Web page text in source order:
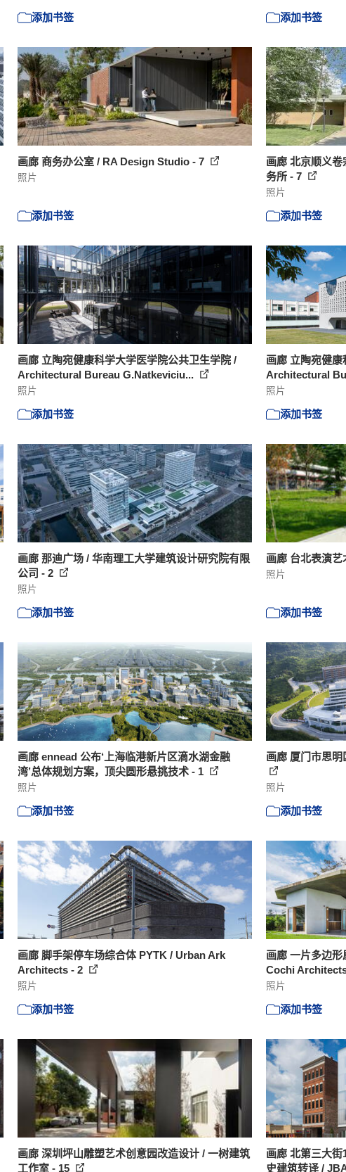
添加书签 添加书签
画廊 商务办公室 / RA Design Studio - 7
照片
添加书签
画廊 北京顺义
务所 - 7
照片
添加书签
画廊 立陶宛健康科学大学医学院公共卫生学院 /
Architectural Bureau G.Natkeviciu...
照片
添加书签
画廊 立陶宛健
Architectural
照片
添加书签
画廊 那迪广场 / 华南理工大学建筑设计研究院有限
公司 - 2
照片
添加书签
画廊 台北表演
照片
添加书签
画廊 ennead 公布‘上海临港新片区滴水湖金融
湾’总体规划方案，顶尖圆形悬挑技术 - 1
照片
添加书签
画廊 厦门市思
照片
添加书签
画廊 脚手架停车场综合体 PYTK / Urban Ark
Architects - 2
照片
添加书签
画廊 一片多边
Cochi
照片
添加书签
画廊 深圳坪山雕塑艺术创意园改造设计 / 一树建筑
工作室 - 15
画廊 北第三大
史建筑转译 /